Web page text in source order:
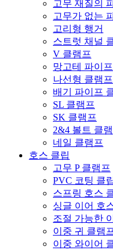
고무 재질의
고무가 없는
고리형 행거
스트럿 채널
V 클램프
망고테 파이
나선형 클램프
배기 파이프
SL 클램프
SK 클램프
2&4 볼트 클
네일 클램프
호스 클립
고무 P 클램프
PVC 코팅 클
스프링 호스
싱글 이어 호
조절 가능한
이중 귀 클램
이중 와이어